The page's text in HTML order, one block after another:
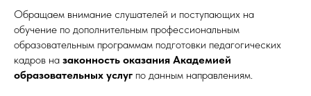
Обращаем внимание слушателей и поступающих на
обучение по дополнительным профессиональным
образовательным программам подготовки педагогических
кадров на законность оказания Академией
образовательных услуг по данным направлениям.